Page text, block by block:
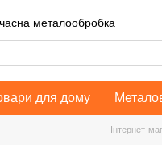
металообробка
для дому
Інтернет-